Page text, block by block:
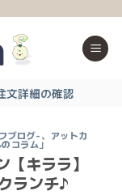
文詳細の確認
ブログ-、 アットカ
コラム」
キララ】
ランチ♪